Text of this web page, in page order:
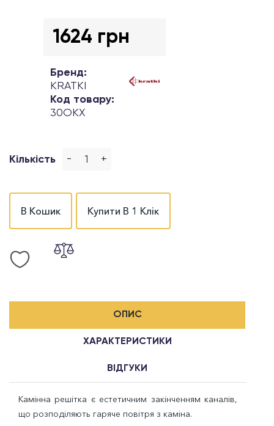
1624 грн
Бренд:
KRATKI
Код товару:
30OKX
Кількість - +
В Кошик Купити В 1 Клік
ОПИС
ХАРАКТЕРИСТИКИ
ВІДГУКИ
Камінна решітка є естетичним закінченням каналів,
що розподіляють гаряче повітря з каміна.